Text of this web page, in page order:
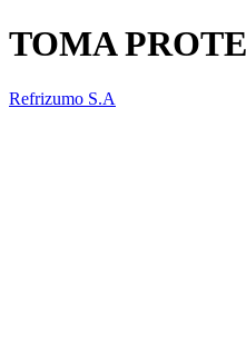
TOMA
Refrizumo S.A